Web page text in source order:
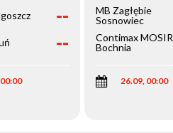
--
--
MB Zagłębie
Sosnowiec
Contimax MOSIR
Bochnia
26.09, 00:00